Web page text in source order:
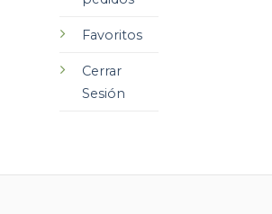
Favoritos
Cerrar
Sesión